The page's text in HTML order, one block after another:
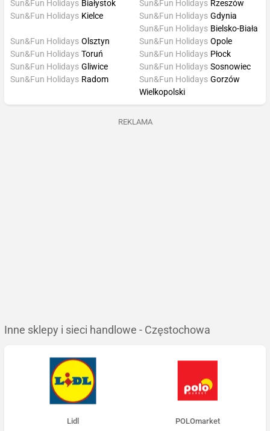
Sun&Fun Holidays Białystok
Sun&Fun Holidays Kielce
Sun&Fun Holidays Rzeszów
Sun&Fun Holidays Gdynia
Sun&Fun Holidays Bielsko-Biała
Sun&Fun Holidays Olsztyn
Sun&Fun Holidays Toruń
Sun&Fun Holidays Gliwice
Sun&Fun Holidays Radom
Sun&Fun Holidays Opole
Sun&Fun Holidays Płock
Sun&Fun Holidays Sosnowiec
Sun&Fun Holidays Gorzów
Wielkopolski
REKLAMA
Inne sklepy i sieci handlowe - Częstochowa
Lidl POLOmarket